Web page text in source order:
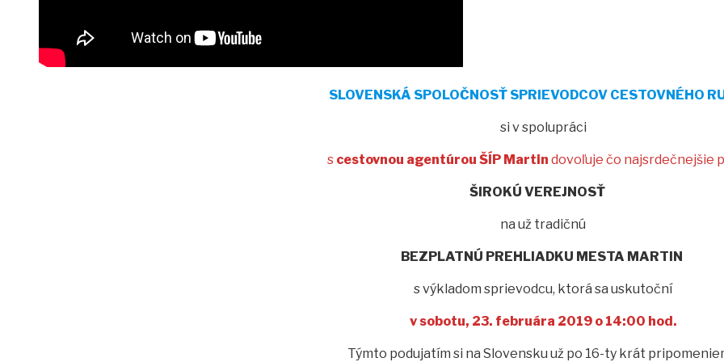
SLOVENSKÁ SPOLOČNOSŤ SPRIEVODCOV CESTOVNÉHO
si v spolupráci
s cestovnou agentúrou ŠÍP Martin dovoľuje čo najsrdečnejšie
ŠIROKÚ VEREJNOSŤ
na už tradičnú
BEZPLATNÚ PREHLIADKU MESTA MARTIN
s výkladom sprievodcu, ktorá sa uskutoční
v sobotu, 23. februára 2019 o 14:00 hod.
Týmto podujatím si na Slovensku už po 16-ty krát